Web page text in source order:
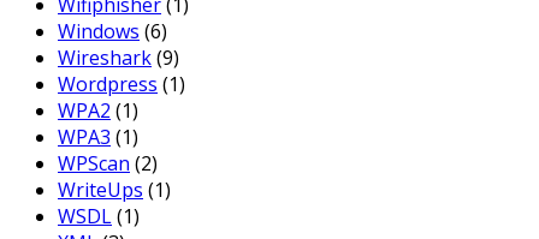
Windows (6)
Wireshark(9)
Wordpress (1)
WPA2 (1)
WPA3 (1)
WPScan (2)
WriteUps (1)
WSDL(1)